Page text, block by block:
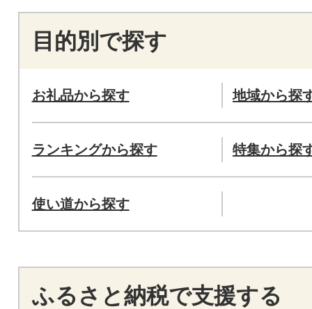
目的別で探す
お礼品から探す 地域から探
ランキングから探す 特集から探
使い道から探す
ふるさと納税で支援する